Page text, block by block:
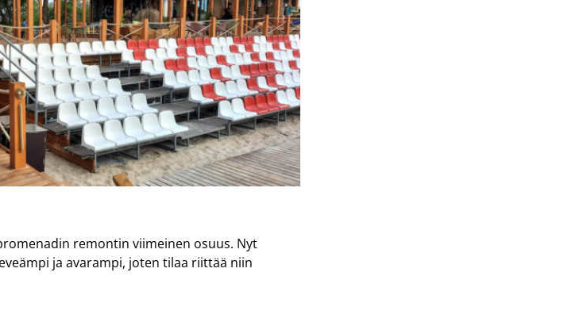
remontin viimeinen osuus. Nyt
ja avarampi, joten tilaa riittää niin